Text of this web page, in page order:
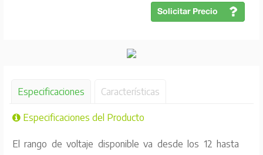
Especificaciones Características
Especificaciones del Producto
El rango de voltaje disponible va desde los 12 hasta